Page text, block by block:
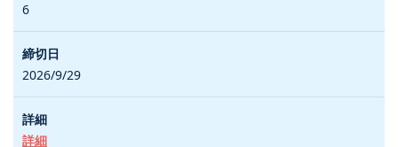
6
2026/9/29
詳細